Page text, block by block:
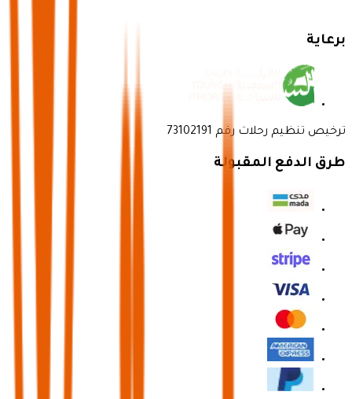
برعاية
ترخيص تنظيم رحلات رقم 73102191
طرق الدفع المقبولة